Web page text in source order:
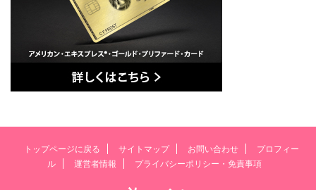
トップページに戻る サイトマップ お問い合わせ
プロフィー
ル
運営者情報 プライバシーポリシー・免責事項